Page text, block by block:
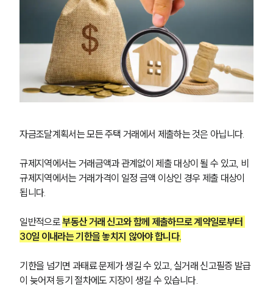
자금조달계획서는 모든 주택 거래에서 제출하는 것은 아닙니다.
규제지역에서는 거래금액과 관계없이 제출 대상이 될 수 있고, 비
규제지역에서는 거래가격이 일정 금액 이상인 경우 제출 대상이
됩니다.
일반적으로 부동산 거래 신고와 함께 제출하므로 계약일로부터
30일 이내라는 기한을 놓치지 않아야 합니다.
기한을 넘기면 과태료 문제가 생길 수 있고, 실거래 신고필증 발급
이 늦어져 등기 절차에도 지장이 생길 수 있습니다.